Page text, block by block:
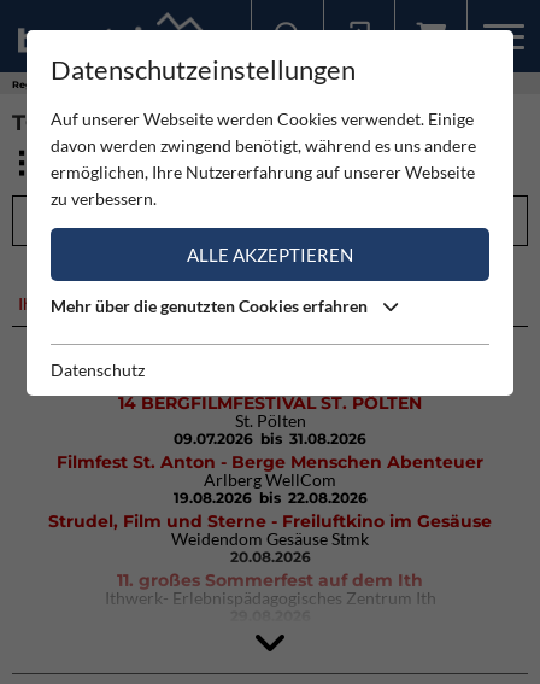
Regionen
TOUREN - SACHSEN-ANHALT ()
Ihre Suche ergab leider keine Treffer.
14 BERGFILMFESTIVAL ST. PÖLTEN
St. Pölten
09.07.2026 bis 31.08.2026
Filmfest St. Anton - Berge Menschen Abenteuer
Arlberg WellCom
19.08.2026 bis 22.08.2026
Strudel, Film und Sterne - Freiluftkino im Gesäuse
Weidendom Gesäuse Stmk
20.08.2026
11. großes Sommerfest auf dem Ith
Ithwerk- Erlebnispädagogisches Zentrum Ith
4Blocs KIDS 2026
DAV Kletter- & Boulderzentrum München Süd (Thalkirchen)
26.09.2026
Datenschutzeinstellungen
Auf unserer Webseite werden Cookies verwendet. Einige
davon werden zwingend benötigt, während es uns andere
ermöglichen, Ihre Nutzererfahrung auf unserer Webseite
zu verbessern.
ALLE AKZEPTIEREN
Mehr über die genutzten Cookies erfahren
Datenschutz